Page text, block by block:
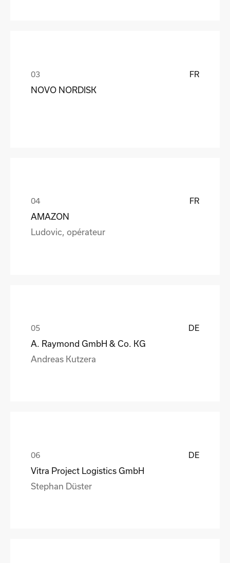
FR
NOVO NORDISK
FR
AMAZON
Ludovic, opérateur
DE
A. Raymond GmbH & Co. KG
Andreas Kutzera
DE
Vitra Project Logistics GmbH
Stephan Düster